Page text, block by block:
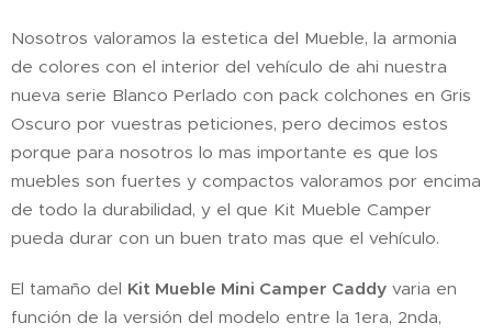
Nosotros valoramos la estetica del Mueble, la armonia
de colores con el interior del vehículo de ahi nuestra
nueva serie Blanco Perlado con pack colchones en Gris
Oscuro por vuestras peticiones, pero decimos estos
porque para nosotros lo mas importante es que los
muebles son fuertes y compactos valoramos por encima
de todo la durabilidad, y el que Kit Mueble Camper
pueda durar con un buen trato mas que el vehículo.
El tamaño del Kit Mueble Mini Camper Caddy varia en
función de la versión del modelo entre la 1era, 2nda,